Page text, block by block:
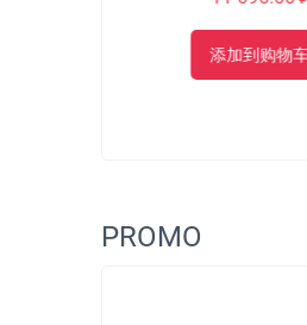
添加到购物车
PROMO